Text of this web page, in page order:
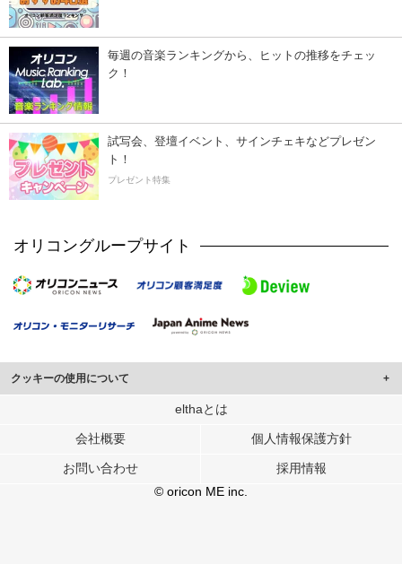
毎週の音楽ランキングから、ヒットの推移をチェッ
ク！
試写会、登壇イベント、サインチェキなどプレゼン
ト！
プレゼント特集
オリコングループサイト
クッキーの使用について
このサイトでは Cookie を使用して、ユーザーに合わせたコンテンツや広告の
行っています。
メディアや広告配信、データ解析の各パートナーに提供しています。
ユーザーが各パートナーのサービスを使用したときに収集した他の情報を組み
elthaとは
会社概要 個人情報保護方針
お問い合わせ
採用情報
© oricon ME inc.